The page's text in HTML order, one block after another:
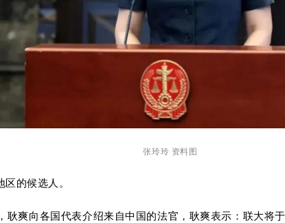
张玲玲 资料图
的候选人。
爽向各国代表介绍来自中国的法官，耿爽表示：联大